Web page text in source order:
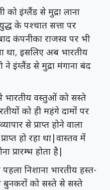
इंग्लैंड से मुद्रा लाना
के पश्चात सत्ता पर
कंपनीका राजस्व पर भी
था, इसलिए अब भारतीय
इंग्लैंड से मुद्रा मंगाना बंद
भारतीय वस्तुओं को सस्ते
को ही महंगे दामों पर
से प्राप्त होने वाला
हो रहा था|वास्तव में
प्रारम्भ होता है|
निशाना भारतीय हस्त-
बुनकरों को सस्ते से सस्ते